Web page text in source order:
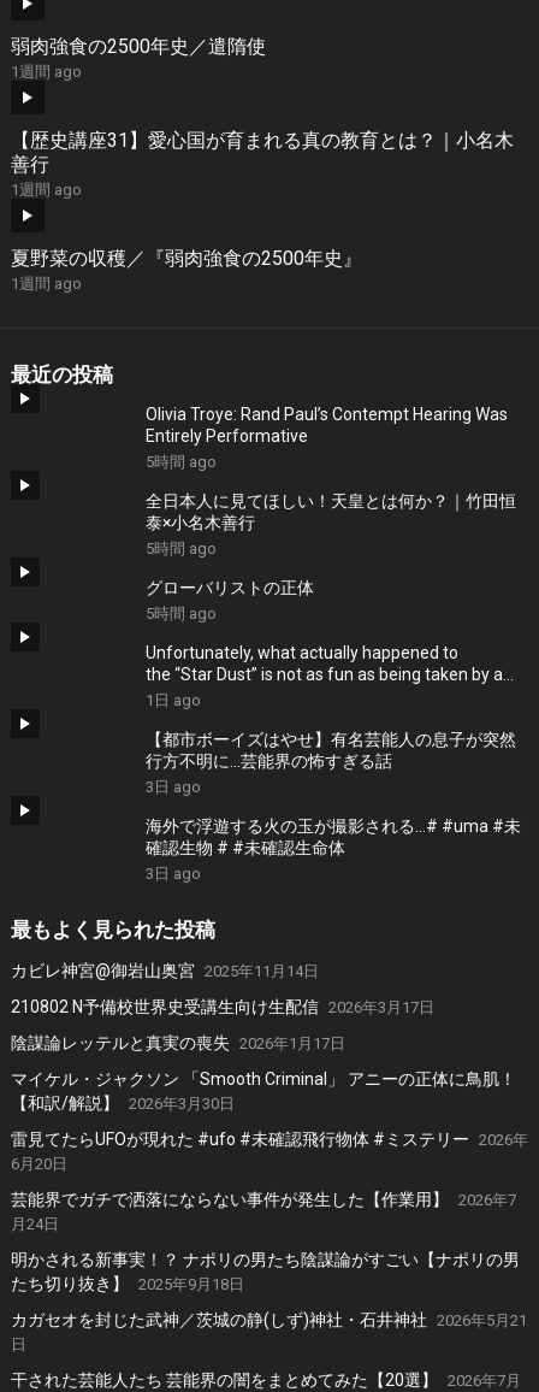
弱肉強食の2500年史／遣隋使
1週間 ago
【歴史講座31】愛心国が育まれる真の教育とは？｜小名木
善行
1週間 ago
夏野菜の収穫／『弱肉強食の2500年史』
1週間 ago
最近の投稿
Olivia Troye: Rand Paul’s Contempt Hearing Was
Entirely Performative
5時間 ago
全日本人に見てほしい！天皇とは何か？｜竹田恒
泰×小名木善行
5時間 ago
グローバリストの正体
5時間 ago
Unfortunately, what actually happened to
the “Star Dust” is not as fun as being taken by a
UFO.
1日 ago
【都市ボーイズはやせ】有名芸能人の息子が突然
行方不明に…芸能界の怖すぎる話
3日 ago
海外で浮遊する火の玉が撮影される…# #uma #未
確認生物 # #未確認生命体
3日 ago
最もよく見られた投稿
カビレ神宮@御岩山奥宮 2025年11月14日
210802 N予備校世界史受講生向け生配信 2026年3月17日
陰謀論レッテルと真実の喪失 2026年1月17日
マイケル・ジャクソン 「Smooth Criminal」 アニーの正体に鳥肌！
【和訳/解説】
2026年3月30日
雷見てたらUFOが現れた #ufo #未確認飛行物体 #ミステリー 2026年
6月20日
芸能界でガチで洒落にならない事件が発生した【作業用】
2026年7
月24日
明かされる新事実！？ ナポリの男たち陰謀論がすごい【ナポリの男
たち切り抜き】
2025年9月18日
カガセオを封じた武神／茨城の静(しず)神社・石井神社 2026年5月21
日
干された芸能人たち 芸能界の闇をまとめてみた【20選】
2026年7月